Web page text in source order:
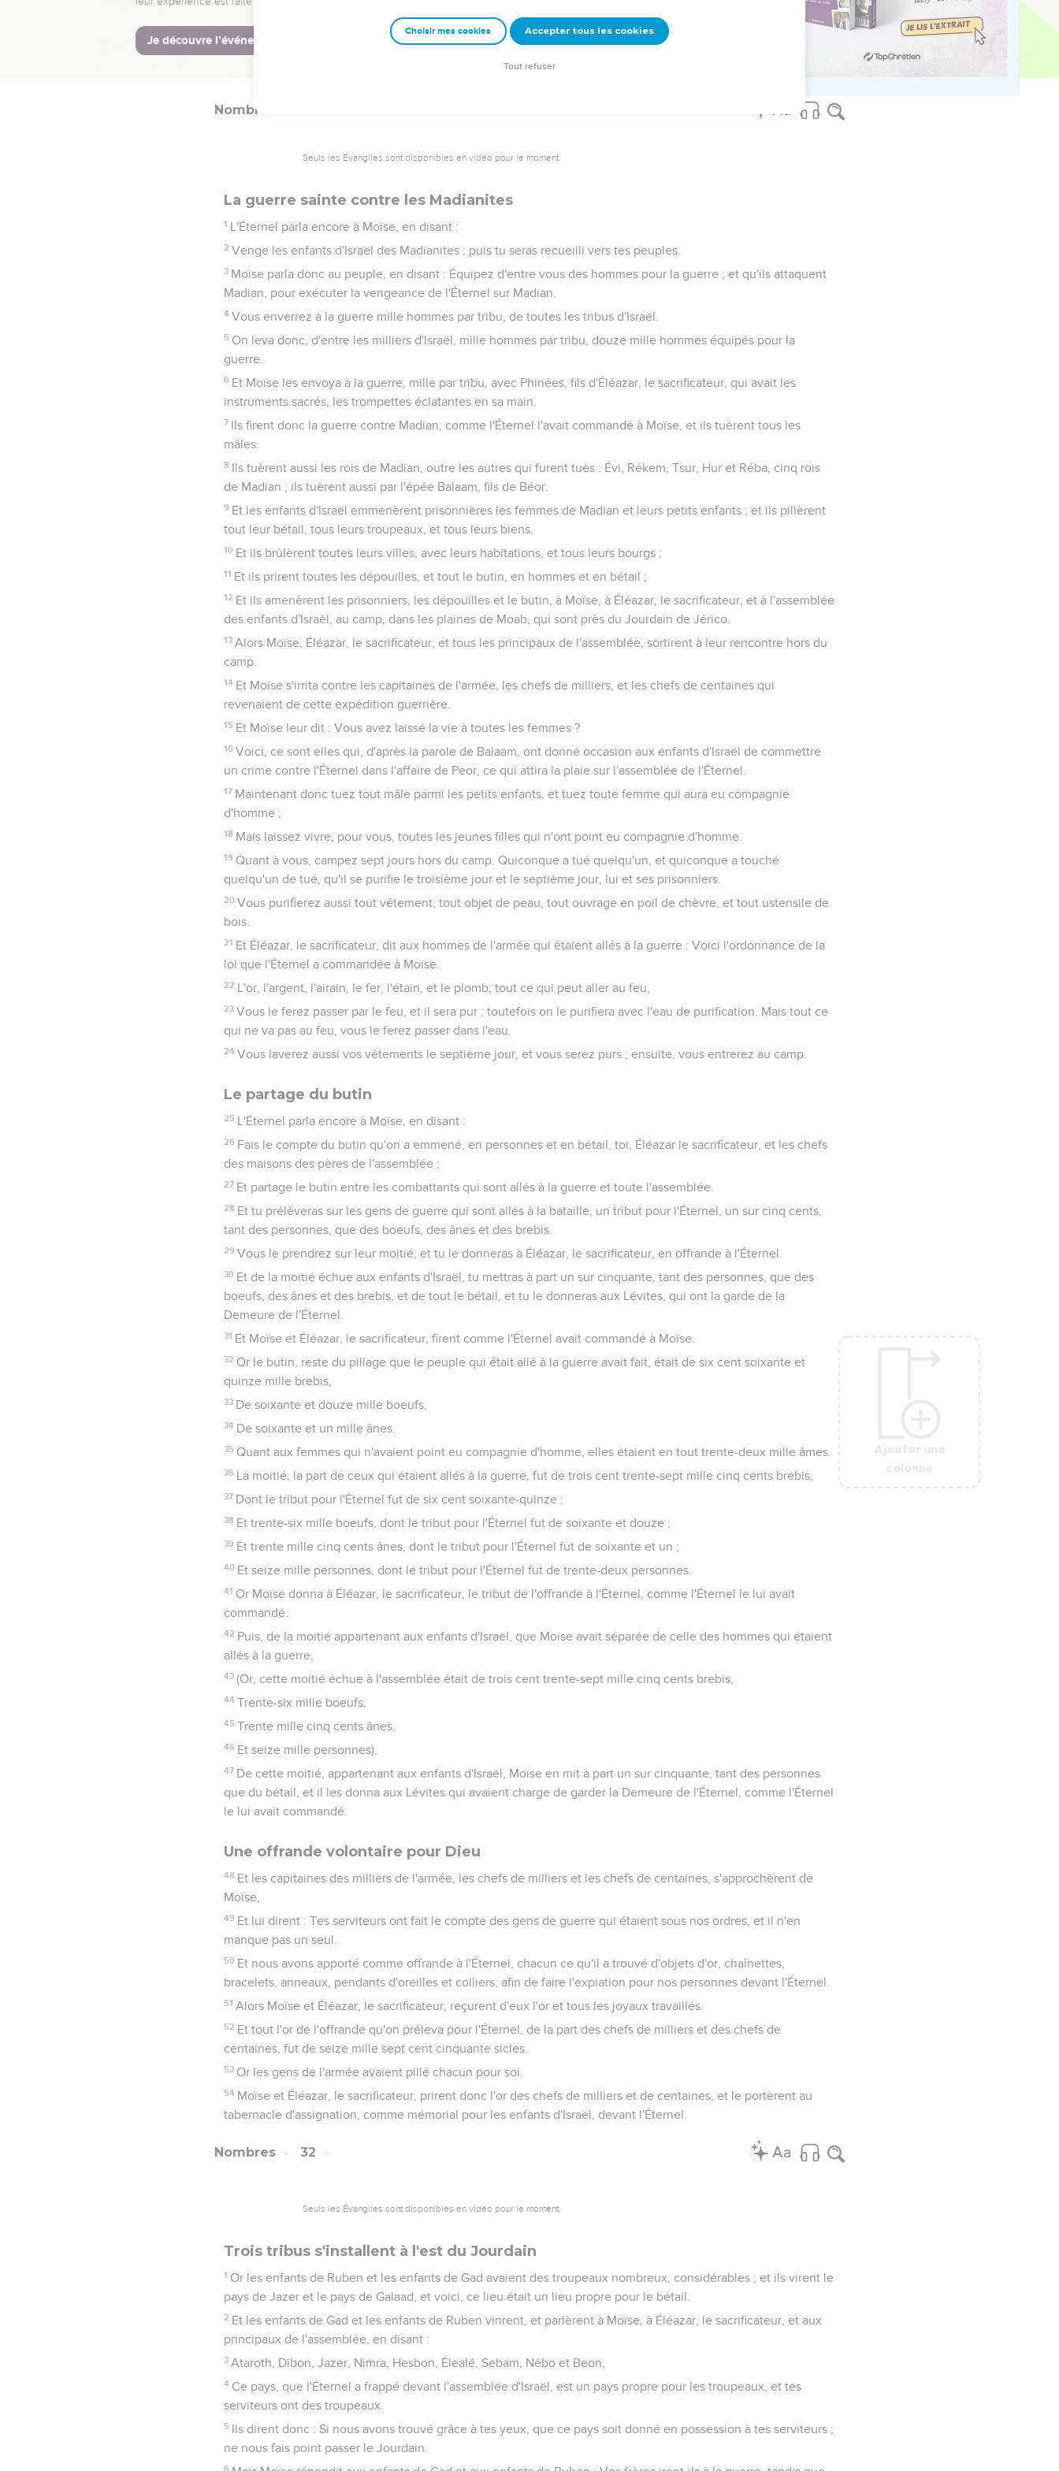
Mais s'il les annule quelque temps après les avoir entendus, il portera la peine du péché de sa femme.
16 Telles sont les ordonnances que l'Éternel commanda à Moïse, entre un mari et sa femme, entre un père et sa
fille, quand elle est encore dans la maison de son père, en sa jeunesse.
Ajouter une
colonne
Nombres
Seuls les Évangiles sont disponibles en vidéo pour le moment.
La guerre sainte contre les Madianites
1 L'Éternel parla encore à Moïse, en disant :
2 Venge les enfants d'Israël des Madianites ; puis tu seras recueilli vers tes peuples.
3 Moïse parla donc au peuple, en disant : Équipez d'entre vous des hommes pour la guerre ; et qu'ils attaquent
Madian, pour exécuter la vengeance de l'Éternel sur Madian.
4 Vous enverrez à la guerre mille hommes par tribu, de toutes les tribus d'Israël.
5 On leva donc, d'entre les milliers d'Israël, mille hommes par tribu, douze mille hommes équipés pour la
guerre.
6 Et Moïse les envoya à la guerre, mille par tribu, avec Phinées, fils d'Éléazar, le sacrificateur, qui avait les
instruments sacrés, les trompettes éclatantes en sa main.
7 Ils firent donc la guerre contre Madian, comme l'Éternel l'avait commandé à Moïse, et ils tuèrent tous les
mâles.
8 Ils tuèrent aussi les rois de Madian, outre les autres qui furent tués : Évi, Rékem, Tsur, Hur et Réba, cinq rois
de Madian ; ils tuèrent aussi par l'épée Balaam, fils de Béor.
9 Et les enfants d'Israël emmenèrent prisonnières les femmes de Madian et leurs petits enfants ; et ils pillèrent
tout leur bétail, tous leurs troupeaux, et tous leurs biens.
10 Et ils brûlèrent toutes leurs villes, avec leurs habitations, et tous leurs bourgs ;
11 Et ils prirent toutes les dépouilles, et tout le butin, en hommes et en bétail ;
12 Et ils amenèrent les prisonniers, les dépouilles et le butin, à Moïse, à Éléazar, le sacrificateur, et à l'assemblée
des enfants d'Israël, au camp, dans les plaines de Moab, qui sont près du Jourdain de Jérico.
13 Alors Moïse, Éléazar, le sacrificateur, et tous les principaux de l'assemblée, sortirent à leur rencontre hors du
camp.
14 Et Moïse s'irrita contre les capitaines de l'armée, les chefs de milliers, et les chefs de centaines qui
revenaient de cette expédition guerrière.
15 Et Moïse leur dit : Vous avez laissé la vie à toutes les femmes ?
16 Voici, ce sont elles qui, d'après la parole de Balaam, ont donné occasion aux enfants d'Israël de commettre
un crime contre l'Éternel dans l'affaire de Peor, ce qui attira la plaie sur l'assemblée de l'Éternel.
17 Maintenant donc tuez tout mâle parmi les petits enfants, et tuez toute femme qui aura eu compagnie
d'homme ;
18 Mais laissez vivre, pour vous, toutes les jeunes filles qui n'ont point eu compagnie d'homme.
19 Quant à vous, campez sept jours hors du camp. Quiconque a tué quelqu'un, et quiconque a touché
quelqu'un de tué, qu'il se purifie le troisième jour et le septième jour, lui et ses prisonniers.
20 Vous purifierez aussi tout vêtement, tout objet de peau, tout ouvrage en poil de chèvre, et tout ustensile de
bois.
21 Et Éléazar, le sacrificateur, dit aux hommes de l'armée qui étaient allés à la guerre : Voici l'ordonnance de la
loi que l'Éternel a commandée à Moïse.
22 L'or, l'argent, l'airain, le fer, l'étain, et le plomb, tout ce qui peut aller au feu,
23 Vous le ferez passer par le feu, et il sera pur ; toutefois on le purifiera avec l'eau de purification. Mais tout ce
qui ne va pas au feu, vous le ferez passer dans l'eau.
24 Vous laverez aussi vos vêtements le septième jour, et vous serez purs ; ensuite, vous entrerez au camp.
Le partage du butin
25 L'Éternel parla encore à Moïse, en disant :
26 Fais le compte du butin qu'on a emmené, en personnes et en bétail, toi, Éléazar le sacrificateur, et les chefs
des maisons des pères de l'assemblée ;
27 Et partage le butin entre les combattants qui sont allés à la guerre et toute l'assemblée.
28 Et tu prélèveras sur les gens de guerre qui sont allés à la bataille, un tribut pour l'Éternel, un sur cinq cents,
tant des personnes, que des boeufs, des ânes et des brebis.
29 Vous le prendrez sur leur moitié, et tu le donneras à Éléazar, le sacrificateur, en offrande à l'Éternel.
30 Et de la moitié échue aux enfants d'Israël, tu mettras à part un sur cinquante, tant des personnes, que des
boeufs, des ânes et des brebis, et de tout le bétail, et tu le donneras aux Lévites, qui ont la garde de la
Demeure de l'Éternel.
31 Et Moïse et Éléazar, le sacrificateur, firent comme l'Éternel avait commandé à Moïse.
32 Or le butin, reste du pillage que le peuple qui était allé à la guerre avait fait, était de six cent soixante et
quinze mille brebis,
33 De soixante et douze mille boeufs,
34 De soixante et un mille ânes.
35 Quant aux femmes qui n'avaient point eu compagnie d'homme, elles étaient en tout trente-deux mille âmes.
36 La moitié, la part de ceux qui étaient allés à la guerre, fut de trois cent trente-sept mille cinq cents brebis,
37 Dont le tribut pour l'Éternel fut de six cent soixante-quinze ;
38 Et trente-six mille boeufs, dont le tribut pour l'Éternel fut de soixante et douze ;
39 Et trente mille cinq cents ânes, dont le tribut pour l'Éternel fut de soixante et un ;
40 Et seize mille personnes, dont le tribut pour l'Éternel fut de trente-deux personnes.
41 Or Moïse donna à Éléazar, le sacrificateur, le tribut de l'offrande à l'Éternel, comme l'Éternel le lui avait
commandé.
42 Puis, de la moitié appartenant aux enfants d'Israël, que Moïse avait séparée de celle des hommes qui étaient
allés à la guerre,
43 (Or, cette moitié échue à l'assemblée était de trois cent trente-sept mille cinq cents brebis,
44 Trente-six mille boeufs,
45 Trente mille cinq cents ânes,
46 Et seize mille personnes),
47 De cette moitié, appartenant aux enfants d'Israël, Moïse en mit à part un sur cinquante, tant des personnes
que du bétail, et il les donna aux Lévites qui avaient charge de garder la Demeure de l'Éternel, comme l'Éternel
le lui avait commandé.
Une offrande volontaire pour Dieu
48 Et les capitaines des milliers de l'armée, les chefs de milliers et les chefs de centaines, s'approchèrent de
Moïse,
49 Et lui dirent : Tes serviteurs ont fait le compte des gens de guerre qui étaient sous nos ordres, et il n'en
manque pas un seul.
50 Et nous avons apporté comme offrande à l'Éternel, chacun ce qu'il a trouvé d'objets d'or, chaînettes,
bracelets, anneaux, pendants d'oreilles et colliers, afin de faire l'expiation pour nos personnes devant l'Éternel.
51 Alors Moïse et Éléazar, le sacrificateur, reçurent d'eux l'or et tous les joyaux travaillés.
52 Et tout l'or de l'offrande qu'on préleva pour l'Éternel, de la part des chefs de milliers et des chefs de
centaines, fut de seize mille sept cent cinquante sicles.
53 Or les gens de l'armée avaient pillé chacun pour soi.
54 Moïse et Éléazar, le sacrificateur, prirent donc l'or des chefs de milliers et de centaines, et le portèrent au
tabernacle d'assignation, comme mémorial pour les enfants d'Israël, devant l'Éternel.
Ajouter une
colonne
Nombres 32
Seuls les Évangiles sont disponibles en vidéo pour le moment.
Trois tribus s'installent à l'est du Jourdain
1 Or les enfants de Ruben et les enfants de Gad avaient des troupeaux nombreux, considérables ; et ils virent le
pays de Jazer et le pays de Galaad, et voici, ce lieu était un lieu propre pour le bétail.
2 Et les enfants de Gad et les enfants de Ruben vinrent, et parlèrent à Moïse, à Éléazar, le sacrificateur, et aux
principaux de l'assemblée, en disant :
3 Ataroth, Dibon, Jazer, Nimra, Hesbon, Élealé, Sebam, Nébo et Beon,
4 Ce pays, que l'Éternel a frappé devant l'assemblée d'Israël, est un pays propre pour les troupeaux, et tes
serviteurs ont des troupeaux.
5 Ils dirent donc : Si nous avons trouvé grâce à tes yeux, que ce pays soit donné en possession à tes serviteurs ;
ne nous fais point passer le Jourdain.
6
Ajouter une
colonne
Ajouter une
colonne
Ajouter une
colonne
Ajouter une
colonne
Choisir mes cookies Accepter tous les cookies
Tout refuser